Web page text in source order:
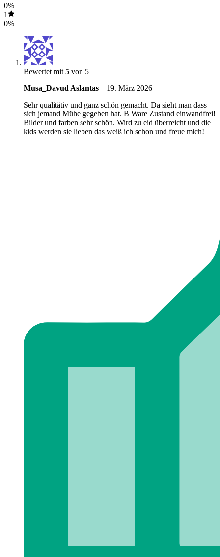
0%
1
0%
Bewertet mit 5 von 5
Musa_Davud Aslantas – 19. März 2026
Sehr qualitätiv und ganz schön gemacht. Da sieht man dass
sich jemand Mühe gegeben hat. B Ware Zustand einwandfrei!
Bilder und farben sehr schön. Wird zu eid überreicht und die
kids werden sie lieben das weiß ich schon und freue mich!